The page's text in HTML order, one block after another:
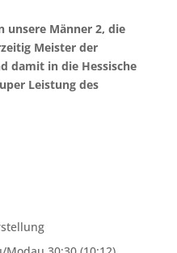
unsere Männer 2, die
Meister der
damit in die Hessische
Leistung des